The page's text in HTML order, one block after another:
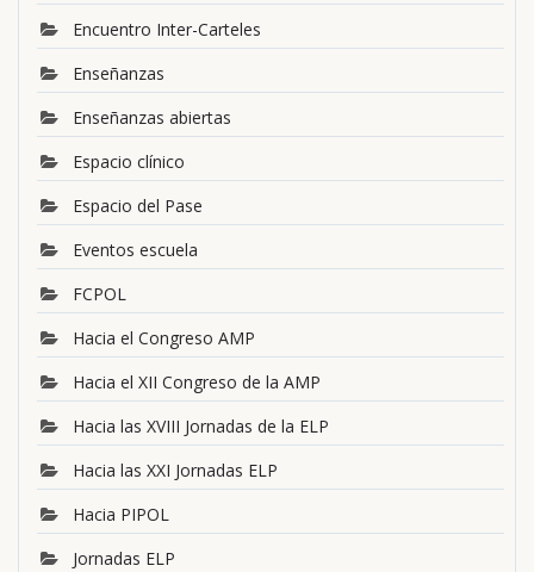
Encuentro Inter-Carteles
Enseñanzas
Enseñanzas abiertas
Espacio clínico
Espacio del Pase
Eventos escuela
FCPOL
Hacia el Congreso AMP
Hacia el XII Congreso de la AMP
Hacia las XVIII Jornadas de la ELP
Hacia las XXI Jornadas ELP
Hacia PIPOL
Jornadas ELP